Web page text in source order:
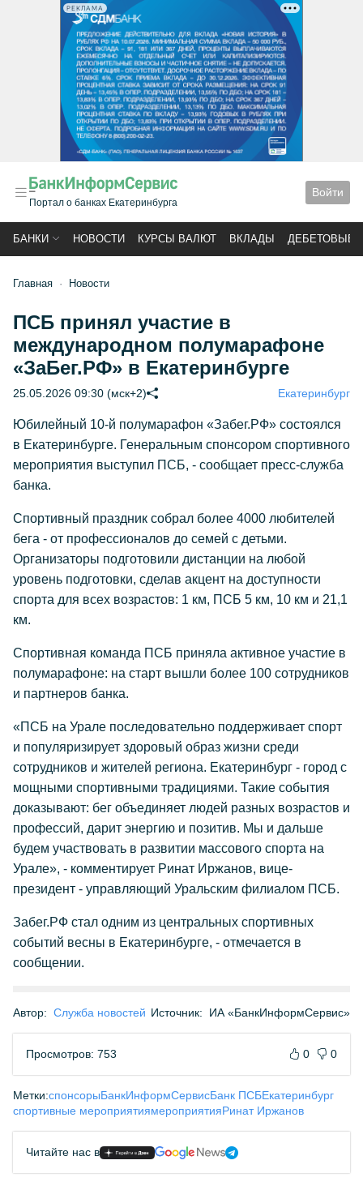
РЕКЛАМА
Портал о банках Екатеринбурга
Войти
БАНКИ НОВОСТИ КУРСЫ ВАЛЮТ ВКЛАДЫ ДЕБЕТОВЫЕ
Главная Новости
ПСБ принял участие в
международном полумарафоне
«ЗаБег.РФ» в Екатеринбурге
25.05.2026 09:30 (мск+2) Екатеринбург
Юбилейный 10-й полумарафон «Забег.РФ» состоялся
в Екатеринбурге. Генеральным спонсором спортивного
мероприятия выступил ПСБ, - сообщает пресс-служба
банка.
Спортивный праздник собрал более 4000 любителей
бега - от профессионалов до семей с детьми.
Организаторы подготовили дистанции на любой
уровень подготовки, сделав акцент на доступности
спорта для всех возрастов: 1 км, ПСБ 5 км, 10 км и 21,1
км.
Спортивная команда ПСБ приняла активное участие в
полумарафоне: на старт вышли более 100 сотрудников
и партнеров банка.
«ПСБ на Урале последовательно поддерживает спорт
и популяризирует здоровый образ жизни среди
сотрудников и жителей региона. Екатеринбург - город с
мощными спортивными традициями. Такие события
доказывают: бег объединяет людей разных возрастов и
профессий, дарит энергию и позитив. Мы и дальше
будем участвовать в развитии массового спорта на
Урале», - комментирует Ринат Иржанов, вице-
президент - управляющий Уральским филиалом ПСБ.
Забег.РФ стал одним из центральных спортивных
событий весны в Екатеринбурге, - отмечается в
сообщении.
Автор: Служба новостей Источник: ИА «БанкИнформСервис»
Просмотров: 753 0 0
Метки:спонсорыБанкИнформСервисБанк ПСБЕкатеринбург
спортивные мероприятиямероприятияРинат Иржанов
Читайте нас в